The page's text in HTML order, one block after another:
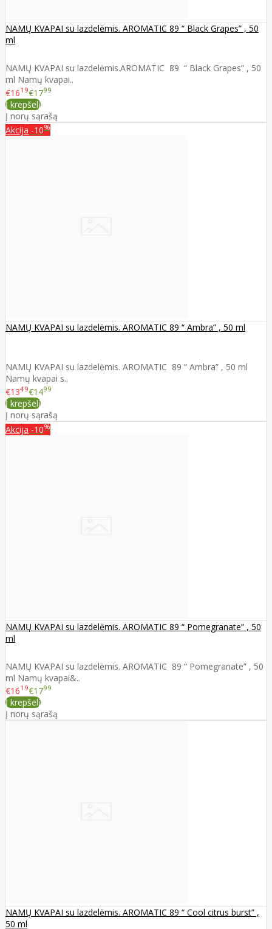
NAMŲ KVAPAI su lazdelėmis. AROMATIC 89 “ Black Grapes” , 50
ml
NAMŲ KVAPAI su lazdelėmis.AROMATIC 89 “ Black Grapes” , 50
ml Namų kvapai..
€1619€1799
Į krepšelį
Į norų sąrašą
Akcija -10%
NAMŲ KVAPAI su lazdelėmis. AROMATIC 89 “ Ambra” , 50 ml
NAMŲ KVAPAI su lazdelėmis. AROMATIC 89 “ Ambra” , 50 ml
Namų kvapai s..
€1349€1499
Į krepšelį
Į norų sąrašą
Akcija -10%
NAMŲ KVAPAI su lazdelėmis. AROMATIC 89 “ Pomegranate” , 50
ml
NAMŲ KVAPAI su lazdelėmis. AROMATIC 89 “ Pomegranate” , 50
ml Namų kvapai&..
€1619€1799
Į krepšelį
Į norų sąrašą
NAMŲ KVAPAI su lazdelėmis. AROMATIC 89 “ Cool citrus burst” ,
50 ml